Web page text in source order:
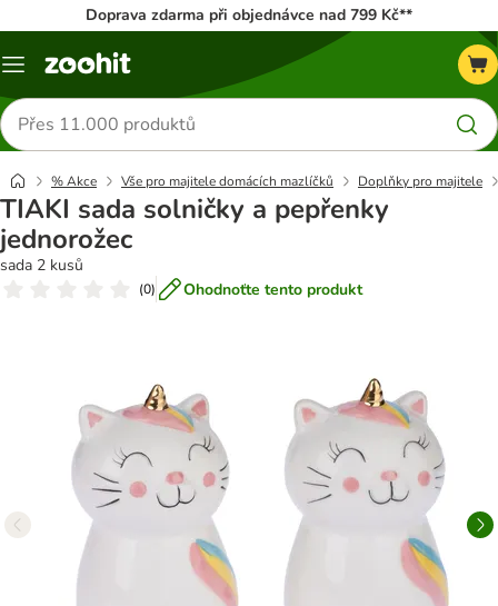
Doprava zdarma při objednávce nad 799 Kč**
Menu
Hledat
produkty
% Akce Vše pro majitele domácích mazlíčků Doplňky pro majitele
TIAKI sada solničky a pepřenky
jednorožec
sada 2 kusů
(0) Ohodnoťte tento produkt